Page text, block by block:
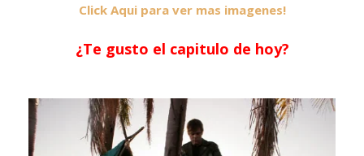
Click Aqui para ver mas imagenes!
¿Te gusto el capitulo de hoy?